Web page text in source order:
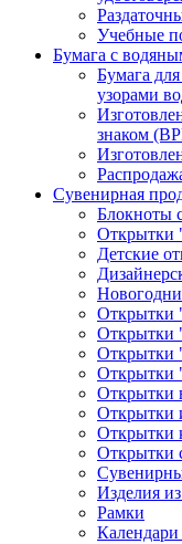
Учебные
Бумага с
Бумага
узорами
знаком
Сувенирная
Блокноты
Открытки
Детские
Открытки
Открытки
Открытки
Открытки
Открытки
Открытки
Открытки
Открытки
Изделия
Рамки